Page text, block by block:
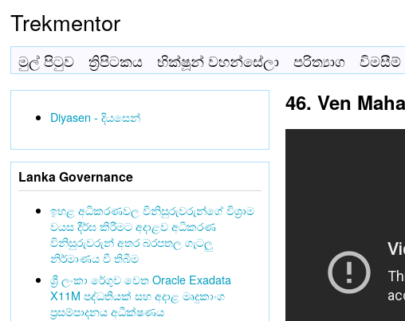
Trekmentor
මුල් පිටුව ත්‍රිපිටකය භික්ෂූන් වහන්සේලා පරිත්‍යාග විමසීම්
46. Ven
Diyasen - දියසෙන්
Lanka Governance
ඉහළ අධිකරණවල විනිසුරුවරුන්ගේ විශ්‍රාම
වයස දීර්ඝ කිරීමට අදාළව අධිකරණ
විනිසුරුවරුන් අතර බරපතල ගැටලු
නිර්මාණය වී තිබීම
ශ්‍රී ලංකා රේගුව වෙත Oracle Exadata
X11M පද්ධතියක් සහ අදාළ මෘදුකාංග
ප්‍රසම්පාදනය අධීක්ෂණය